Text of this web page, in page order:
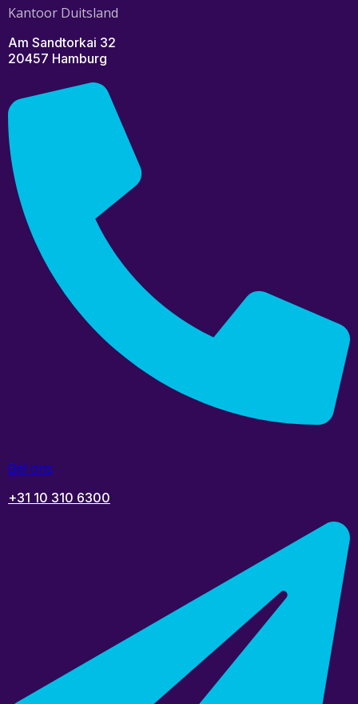
Kantoor Duitsland
Am Sandtorkai 32
20457 Hamburg
Bel ons
+31 10 310 6300